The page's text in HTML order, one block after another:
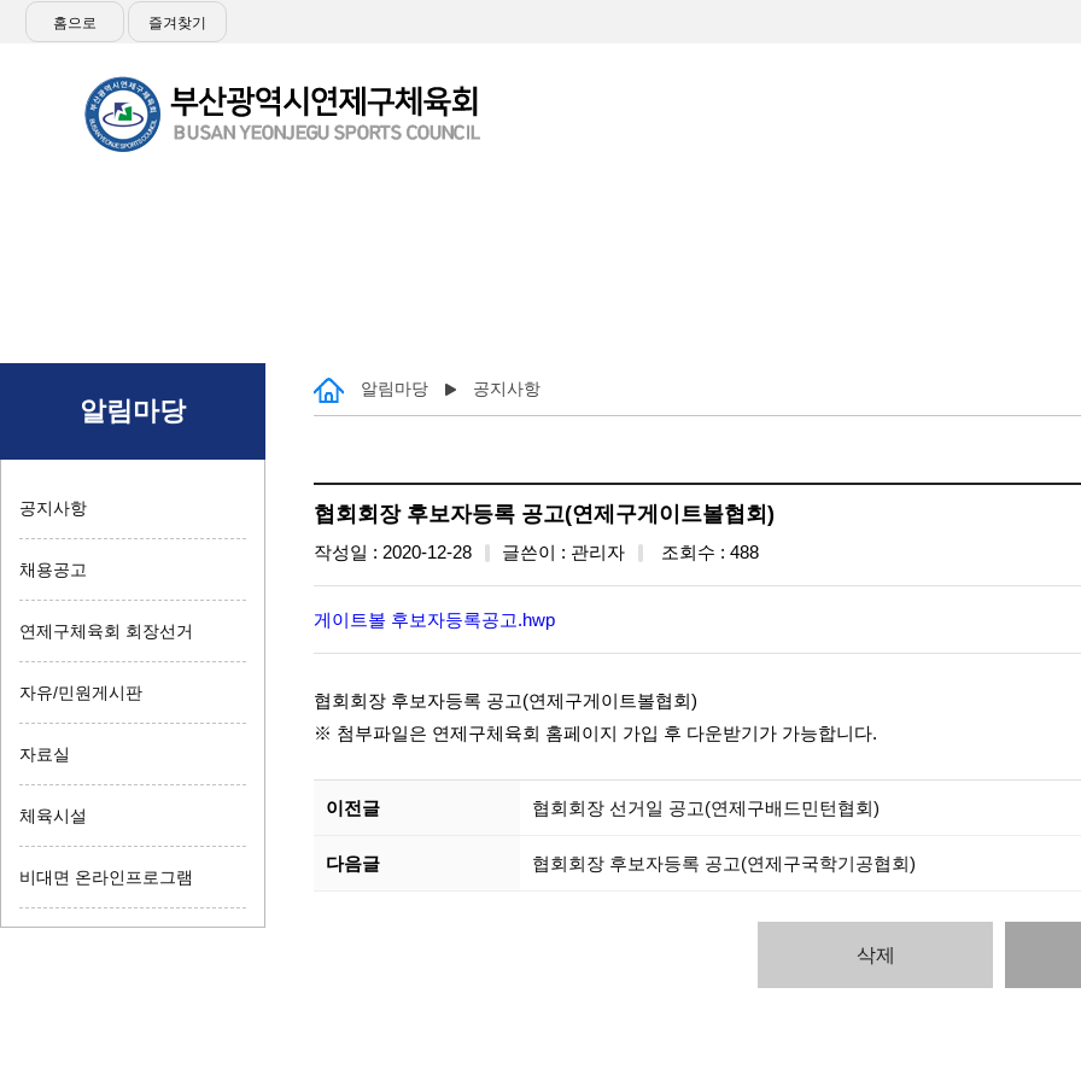
홈으로 즐겨찾기
알림마당
공지사항
채용공고
연제구체육회 회장선거
자유/민원게시판
자료실
체육시설
비대면 온라인프로그램
알림마당 공지사항
협회회장 후보자등록 공고(연제구게이트볼협회)
작성일 : 2020-12-28 글쓴이 : 관리자 조회수 : 488
게이트볼 후보자등록공고.hwp
협회회장 후보자등록 공고(연제구게이트볼협회)
※ 첨부파일은 연제구체육회 홈페이지 가입 후 다운받기가 가능합니다.
이전글 협회회장 선거일 공고(연제구배드민턴협회)
다음글 협회회장 후보자등록 공고(연제구국학기공협회)
삭제